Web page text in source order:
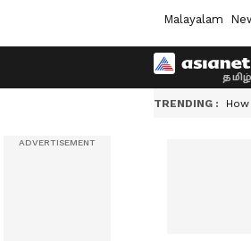
Malayalam
TRENDING :